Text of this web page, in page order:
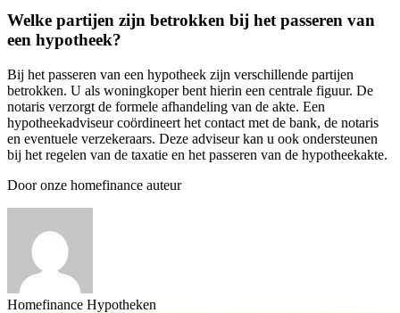
Welke partijen zijn betrokken bij het passeren van
een hypotheek?
Bij het passeren van een hypotheek zijn verschillende partijen
betrokken. U als woningkoper bent hierin een centrale figuur. De
notaris verzorgt de formele afhandeling van de akte. Een
hypotheekadviseur coördineert het contact met de bank, de notaris
en eventuele verzekeraars. Deze adviseur kan u ook ondersteunen
bij het regelen van de taxatie en het passeren van de hypotheekakte.
Door onze homefinance auteur
Homefinance Hypotheken